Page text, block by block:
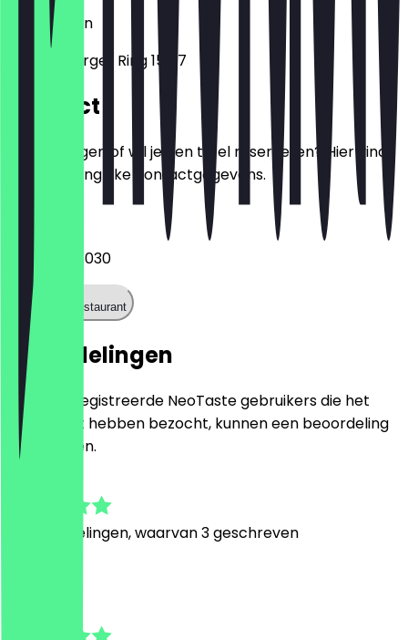
Berlijn
Senftenberger Ring 15-17
Contact
Heb je vragen of wil je een tafel reserveren? Hier vind
je alle belangrijke contactgegevens.
+49304155030
Bel het restaurant
Beoordelingen
Alleen geregistreerde NeoTaste gebruikers die het
restaurant hebben bezocht, kunnen een beoordeling
achterlaten.
Beoordelingen, waarvan 3 geschreven